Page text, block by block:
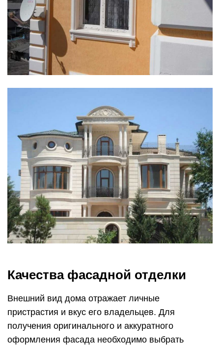
Качества фасадной отделки
Внешний вид дома отражает личные
пристрастия и вкус его владельцев. Для
получения оригинального и аккуратного
оформления фасада необходимо выбрать